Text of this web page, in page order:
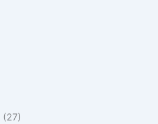
(27)